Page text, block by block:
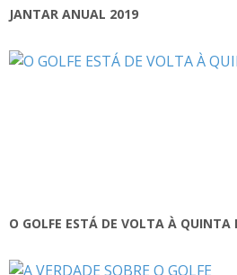
JANTAR ANUAL 2019
O GOLFE ESTÁ DE VOLTA À QUINTA